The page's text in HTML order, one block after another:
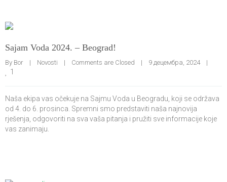
Sajam Voda 2024. – Beograd!
By Bor | Novosti | Comments are Closed | 9 децембра, 2024 |
1
Naša ekipa vas očekuje na Sajmu Voda u Beogradu, koji se održava
od 4. do 6. prosinca. Spremni smo predstaviti naša najnovija
rješenja, odgovoriti na sva vaša pitanja i pružiti sve informacije koje
vas zanimaju.